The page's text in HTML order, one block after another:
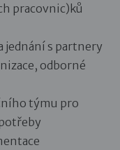
pracovnic)ků
s partnery
odborné
týmu pro